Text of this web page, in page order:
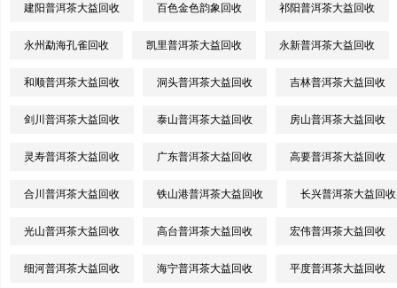
建阳普洱茶大益回收 百色金色韵象回收 祁阳普洱茶大益回收
永州勐海孔雀回收 凯里普洱茶大益回收 永新普洱茶大益回收
和顺普洱茶大益回收 洞头普洱茶大益回收 吉林普洱茶大益回收
剑川普洱茶大益回收 泰山普洱茶大益回收 房山普洱茶大益回收
灵寿普洱茶大益回收 广东普洱茶大益回收 高要普洱茶大益回收
合川普洱茶大益回收 铁山港普洱茶大益回收 长兴普洱茶大益回收
光山普洱茶大益回收 高台普洱茶大益回收 宏伟普洱茶大益回收
细河普洱茶大益回收 海宁普洱茶大益回收 平度普洱茶大益回收